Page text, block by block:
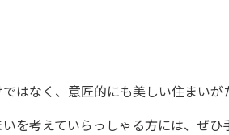
はなく、意匠的にも美しい住まいが
を考えていらっしゃる方には、ぜ